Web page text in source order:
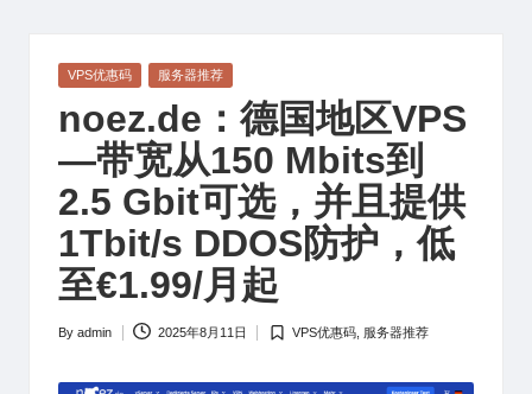
Posted
VPS优惠码 服务器推荐
noez.de：德国地区VPS
—带宽从150 Mbits到
2.5 Gbit可选，并且提供
1Tbit/s DDOS防护，低
至€1.99/月起
Posted
By admin 2025年8月11日
Posted
VPS优惠码 服务器推荐